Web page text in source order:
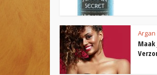
Argan